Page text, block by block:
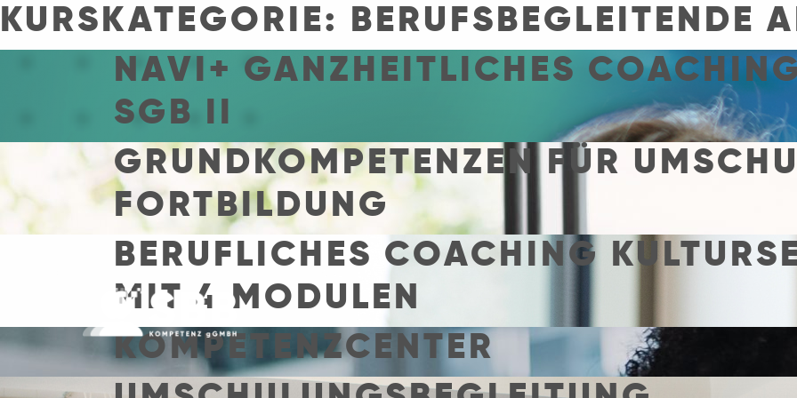
KURSKATEGORIE: BERUFSBEGLEITENDE
NAVI+ GANZHEITLICHES
SGB II
GRUNDKOMPETENZEN FÜR
FORTBILDUNG
BERUFLICHES COACHING
MIT 4 MODULEN
KOMPETENZCENTER